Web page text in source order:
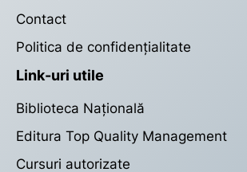
Contact
Politica de confidențialitate
Link-uri utile
Biblioteca Națională
Editura Top Quality Management
Cursuri autorizate